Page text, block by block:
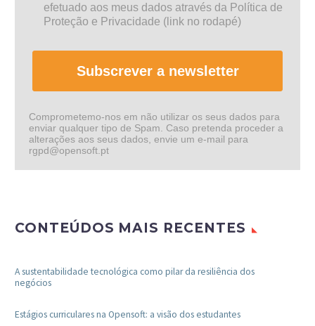
efetuado aos meus dados através da Política de
Proteção e Privacidade (link no rodapé)
Subscrever a newsletter
Comprometemo-nos em não utilizar os seus dados para
enviar qualquer tipo de Spam. Caso pretenda proceder a
alterações aos seus dados, envie um e-mail para
rgpd@opensoft.pt
CONTEÚDOS MAIS RECENTES
A sustentabilidade tecnológica como pilar da resiliência dos
negócios
Estágios curriculares na Opensoft: a visão dos estudantes